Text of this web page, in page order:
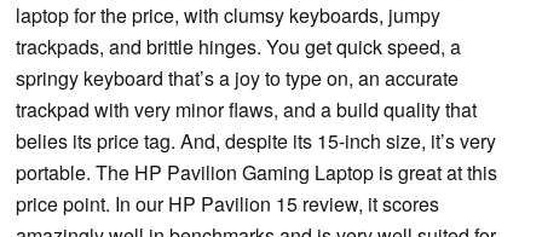
laptop for the price, with clumsy keyboards, jumpy
trackpads, and brittle hinges. You get quick speed, a
springy keyboard that’s a joy to type on, an accurate
trackpad with very minor flaws, and a build quality that
belies its price tag. And, despite its 15-inch size, it’s very
portable. The HP Pavilion Gaming Laptop is great at this
price point. In our HP Pavilion 15 review, it scores